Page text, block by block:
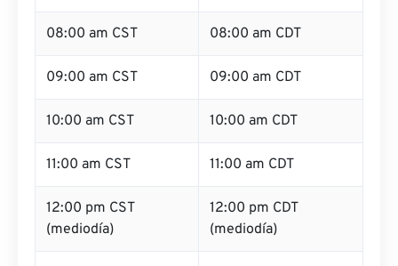
08:00 am CST 08:00 am CDT
09:00 am CST 09:00 am CDT
10:00 am CST 10:00 am CDT
11:00 am CST 11:00 am CDT
12:00 pm CST
(mediodía)
12:00 pm CDT
(mediodía)